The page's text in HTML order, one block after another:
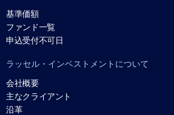
基準価額
ファンド一覧
申込受付不可日
ラッセル・インベストメントについて
会社概要
主なクライアント
沿革